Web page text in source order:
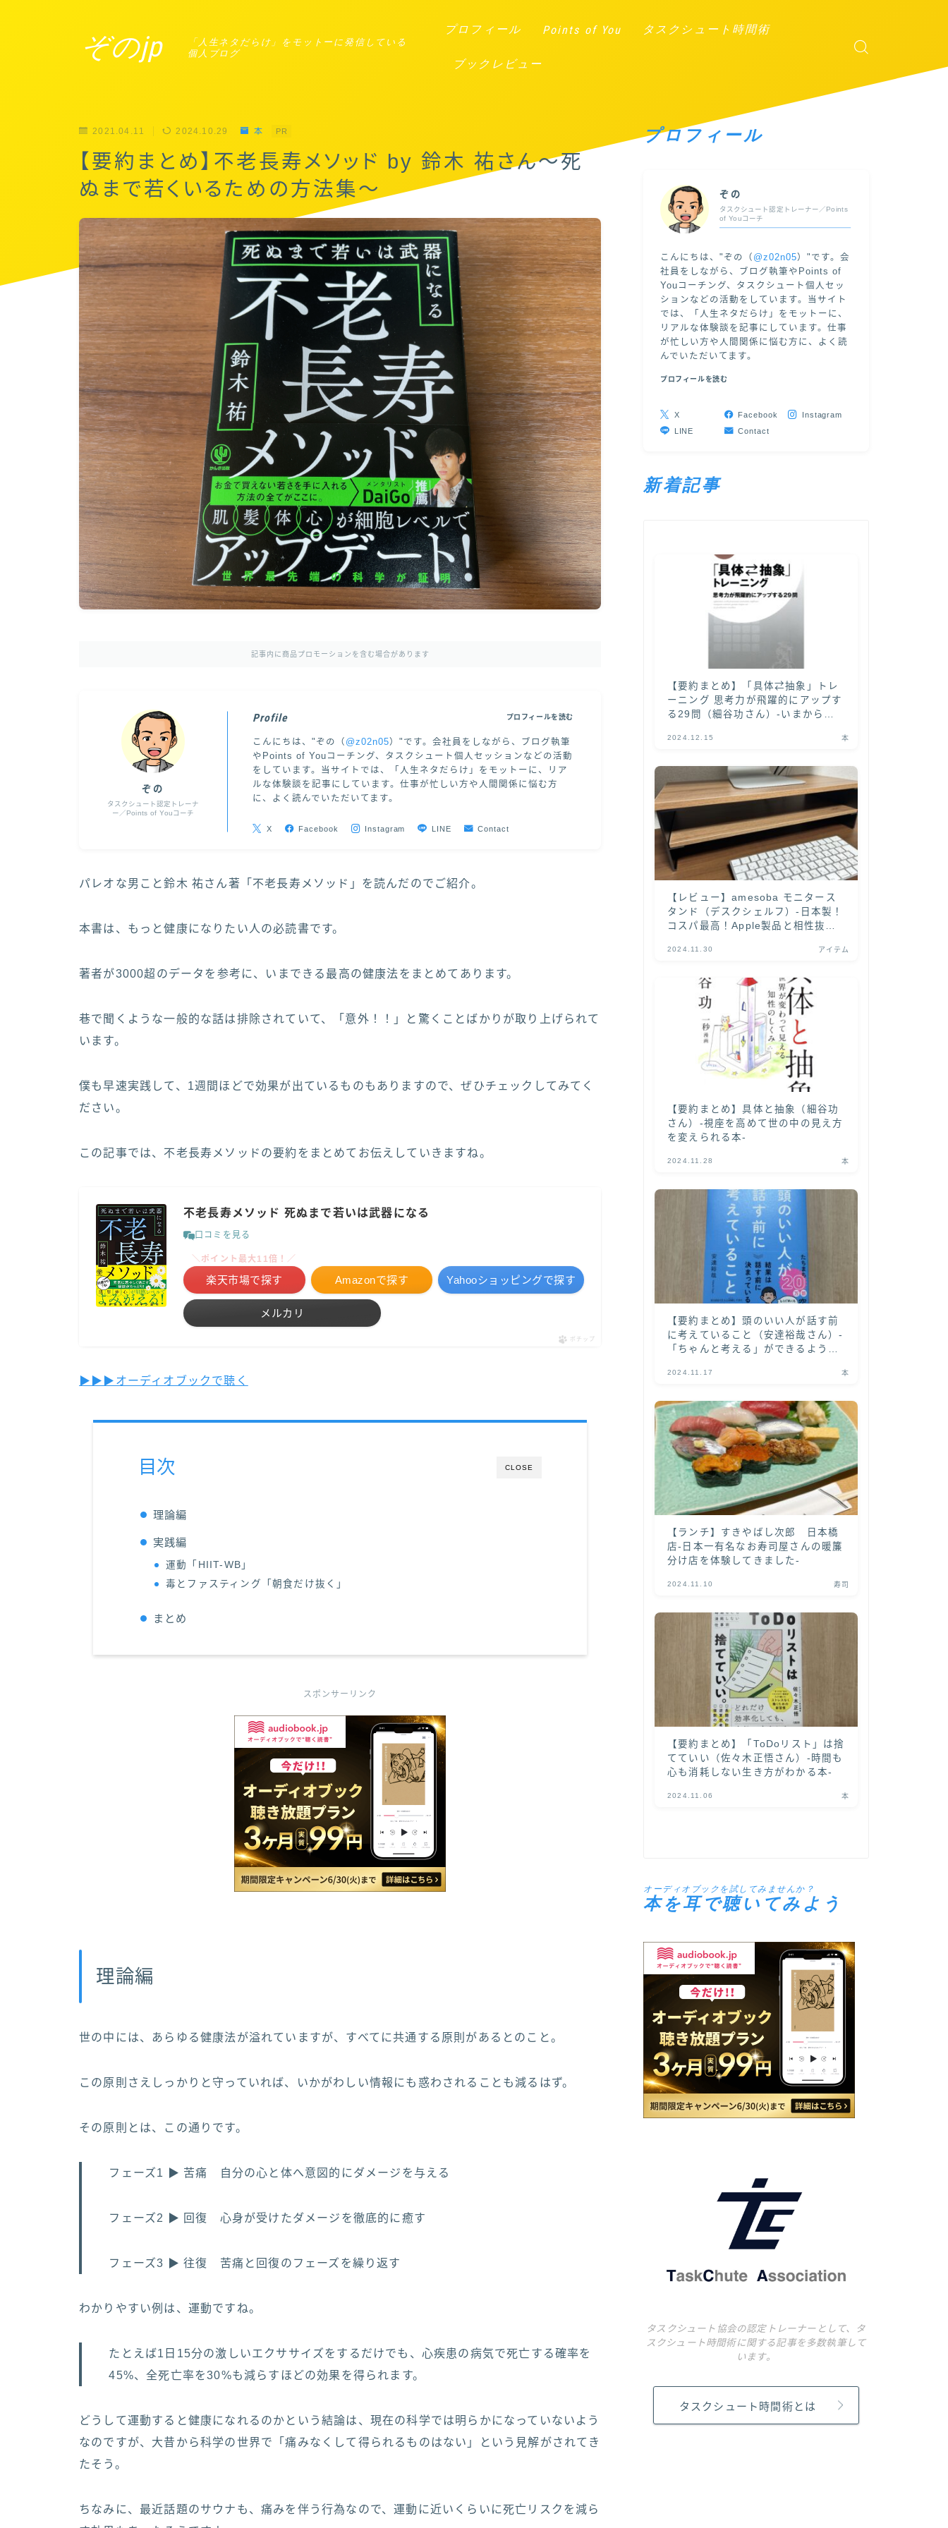
ぞのjp
「人生ネタだらけ」をモットーに発信している
個人ブログ
プロフィール Points of You タスクシュート時間術
ブックレビュー
2021.04.11 2024.10.29 本 PR
【要約まとめ】不老長寿メソッド by 鈴木 祐さん〜死
ぬまで若くいるための方法集〜
記事内に商品プロモーションを含む場合があります
ぞの
タスクシュート認定トレーナ
ー／Points of Youコーチ
Profile
こんにちは、"ぞの（ @z02n05）"です。会社員をしながら、ブログ執筆
やPoints of Youコーチング、タスクシュート個人セッションなどの活動
をしています。当サイトでは、「人生ネタだらけ」をモットーに、リア
ルな体験談を記事にしています。仕事が忙しい方や人間関係に悩む方
に、よく読んでいただいてます。
プロフィールを読む
X Facebook Instagram LINE Contact
パレオな男こと鈴木 祐さん著「不老長寿メソッド」を読んだのでご紹介。
本書は、もっと健康になりたい人の必読書です。
著者が3000超のデータを参考に、いまできる最高の健康法をまとめてあります。
巷で聞くような一般的な話は排除されていて、「意外！！」と驚くことばかりが取り上げられて
います。
僕も早速実践して、1週間ほどで効果が出ているものもありますので、ぜひチェックしてみてく
ださい。
この記事では、不老長寿メソッドの要約をまとめてお伝えしていきますね。
不老長寿メソッド 死ぬまで若いは武器になる
口コミを見る
Amazonで探す
＼ポイント最大11倍！／
楽天市場で探す Yahooショッピングで探す
メルカリ
ポチップ
▶︎▶︎▶︎オーディオブックで聴く
CLOSE
目次
理論編
実践編
運動「HIIT-WB」
毒とファスティング「朝食だけ抜く」
まとめ
スポンサーリンク
理論編
世の中には、あらゆる健康法が溢れていますが、すべてに共通する原則があるとのこと。
この原則さえしっかりと守っていれば、いかがわしい情報にも惑わされることも減るはず。
その原則とは、この通りです。
フェーズ1 ▶︎ 苦痛 自分の心と体へ意図的にダメージを与える
フェーズ2 ▶︎ 回復 心身が受けたダメージを徹底的に癒す
フェーズ3 ▶︎ 往復 苦痛と回復のフェーズを繰り返す
わかりやすい例は、運動ですね。
たとえば1日15分の激しいエクササイズをするだけでも、心疾患の病気で死亡する確率を
45%、全死亡率を30%も減らすほどの効果を得られます。
どうして運動すると健康になれるのかという結論は、現在の科学では明らかになっていないよう
なのですが、大昔から科学の世界で「痛みなくして得られるものはない」という見解がされてき
たそう。
ちなみに、最近話題のサウナも、痛みを伴う行為なので、運動に近いくらいに死亡リスクを減ら
プロフィール
ぞの
タスクシュート認定トレーナー／Points
of Youコーチ
こんにちは、"ぞの（ @z02n05）"です。会
社員をしながら、ブログ執筆やPoints of
Youコーチング、タスクシュート個人セッ
ションなどの活動をしています。当サイト
では、「人生ネタだらけ」をモットーに、
リアルな体験談を記事にしています。仕事
が忙しい方や人間関係に悩む方に、よく読
んでいただいてます。
プロフィールを読む
X Facebook
Instagram
LINE
Contact
新着記事
【要約まとめ】「具体⇄抽象」トレ
ーニング 思考力が飛躍的にアップす
る29問（細谷功さん）-いまから
ススメ！-
2024.12.15 本
【レビュー】amesoba モニタース
タンド（デスクシェルフ）-日本製！
コスパ最高！Apple製品と相性抜群
2024.11.30 アイテム
【要約まとめ】具体と抽象（細谷功
さん）-視座を高めて世の中の見え方
を変えられる本-
2024.11.28 本
【要約まとめ】頭のいい人が話す前
に考えていること（安達裕哉さん）-
「ちゃんと考える」ができるように
2024.11.17 本
【ランチ】すきやばし次郎 日本橋
店-日本一有名なお寿司屋さんの暖簾
分け店を体験してきました-
2024.11.10 寿司
【要約まとめ】「ToDoリスト」は捨
てていい（佐々木正悟さん）-時間も
心も消耗しない生き方がわかる本-
2024.11.06 本
オーディオブックを試してみませんか？
本を耳で聴いてみよう
タスクシュート協会の認定トレーナーとして、タ
スクシュート時間術に関する記事を多数執筆して
います。
タスクシュート時間術とは